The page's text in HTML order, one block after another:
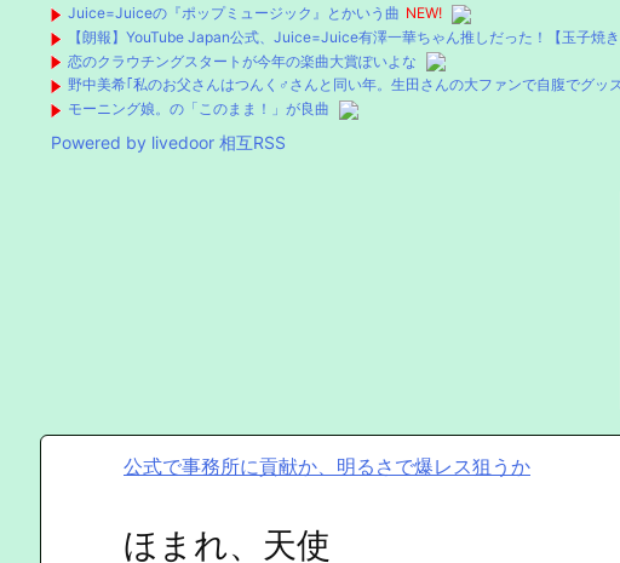
Juice=Juiceの『ポップミュージック』とかいう曲 NEW!
【朗報】YouTube Japan公式、Juice=Juice有澤一華ちゃん推しだった！【玉子焼き
恋のクラウチングスタートが今年の楽曲大賞ぽいよな
野中美希｢私のお父さんはつんく♂さんと同い年。生田さんの大ファンで自腹でグッ
モーニング娘。の「このまま！」が良曲
Powered by livedoor 相互RSS
公式で事務所に貢献か、明るさで爆レス狙うか
ほまれ、天使